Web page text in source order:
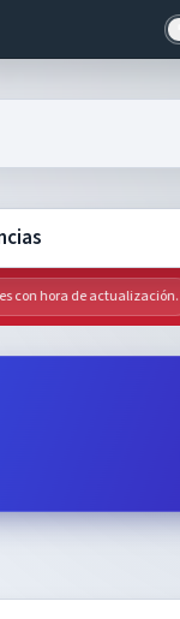
hora de actualización.